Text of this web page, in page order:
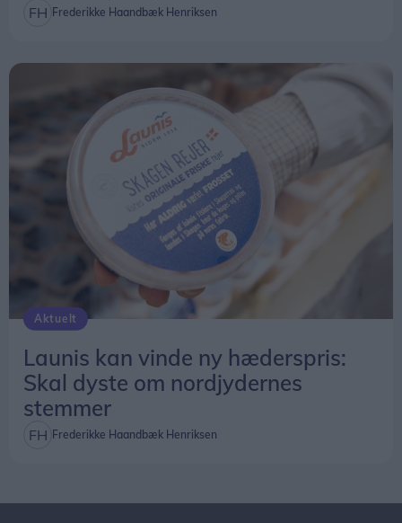
Frederikke Haandbæk Henriksen
Aktuelt
Launis kan vinde ny hæderspris:
Skal dyste om nordjydernes
stemmer
Frederikke Haandbæk Henriksen